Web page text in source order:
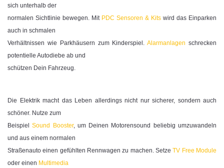
sich unterhalb der
normalen Sichtlinie bewegen. Mit PDC Sensoren & Kits wird das Einparken
auch in schmalen
Verhältnissen wie Parkhäusern zum Kinderspiel.Alarmanlagen schrecken
potentielle Autodiebe ab und
schützen Dein Fahrzeug.
Die Elektrik macht das Leben allerdings nicht nur sicherer, sondern auch
schöner. Nutze zum
BeispielSound Booster, um Deinen Motorensound beliebig umzuwandeln
und aus einem normalen
Straßenauto einen gefühlten Rennwagen zu machen. SetzeTV Free Module
oder einen Multimedia